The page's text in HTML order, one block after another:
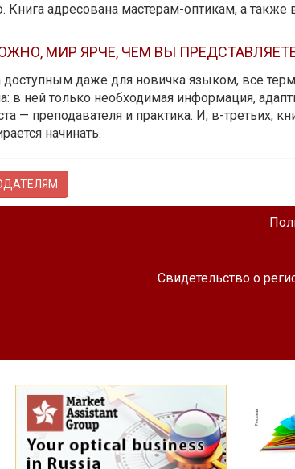
адресована мастерам-оптикам, а
МИР ЯРЧЕ, ЧЕМ ВЫ
доступным даже для новичка языком, все
в ней только необходимая информация,
— преподавателя и практика. И, в-третьих,
начинать.
Свидетельство о